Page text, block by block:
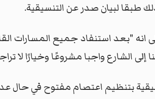
طبقا لبيان صدر عن التنسيقية.
انه "بعد استنفاد جميع المسارات
إلى الشارع واجبا مشروعًا وخيارًا لا
بتنظيم اعتصام مفتوح في حال